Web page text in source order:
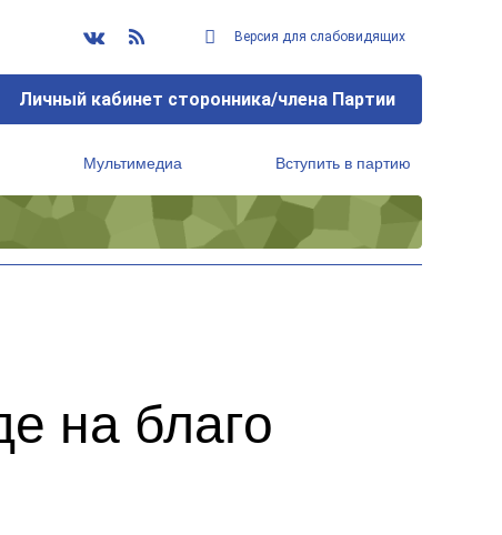
Версия для слабовидящих
Личный кабинет сторонника/члена Партии
Мультимедиа Вступить в партию
на благо